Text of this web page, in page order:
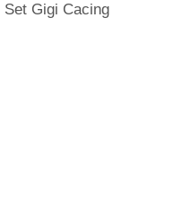
Set Gigi Cacing